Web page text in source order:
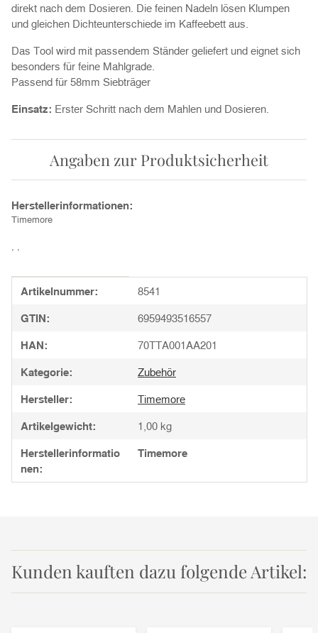
direkt nach dem Dosieren. Die feinen Nadeln lösen Klumpen
und gleichen Dichteunterschiede im Kaffeebett aus.
Das Tool wird mit passendem Ständer geliefert und eignet sich
besonders für feine Mahlgrade.
Passend für 58mm Siebträger
Einsatz: Erster Schritt nach dem Mahlen und Dosieren.
Angaben zur Produktsicherheit
Herstellerinformationen:
Timemore
, ,
Produkteigenschaft
Wert
Artikelnummer: 8541
GTIN: 6959493516557
HAN: 70TTA001AA201
Kategorie: Zubehör
Hersteller: Timemore
Artikelgewicht: 1,00 kg
Herstellerinformatio
nen:
Timemore
Kunden kauften dazu folgende Artikel: